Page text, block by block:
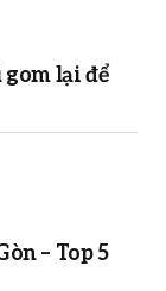
lại để
– Top 5